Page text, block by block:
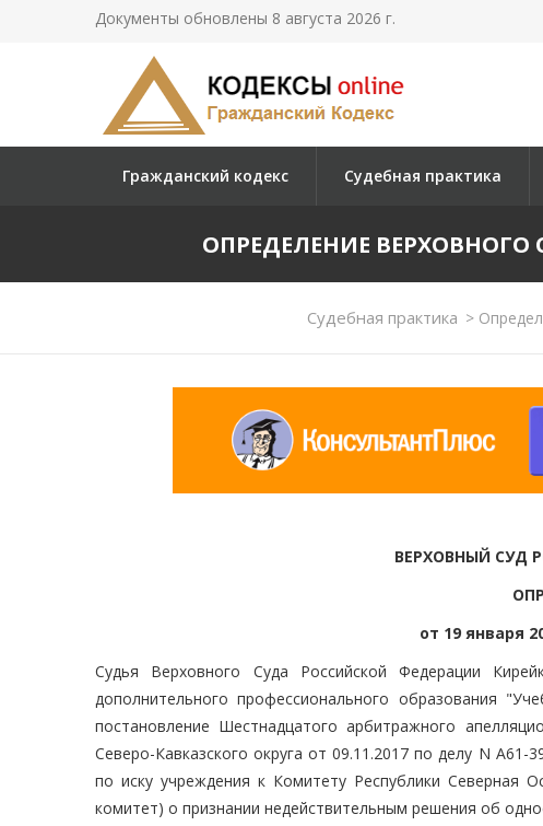
Документы обновлены 8 августа 2026 г.
Гражданский кодекс Судебная практика
ОПРЕДЕЛЕНИЕ ВЕРХОВНОГО
Судебная практика >
ВЕРХОВНЫЙ СУД
от 19 января
Судья Верховного Суда Российской Федерации
дополнительного профессионального образования
постановление Шестнадцатого арбитражного
Северо-Кавказского округа от 09.11.2017 по делу N
по иску учреждения к Комитету Республики Северная
комитет) о признании недействительным решения об